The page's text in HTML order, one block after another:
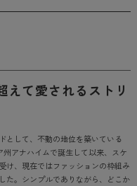
えて愛されるストリ
として、不動の地位を築いている
州アナハイムで誕生して以来、スケ
け、現在ではファッションの枠組み
た。シンプルでありながら、どこか